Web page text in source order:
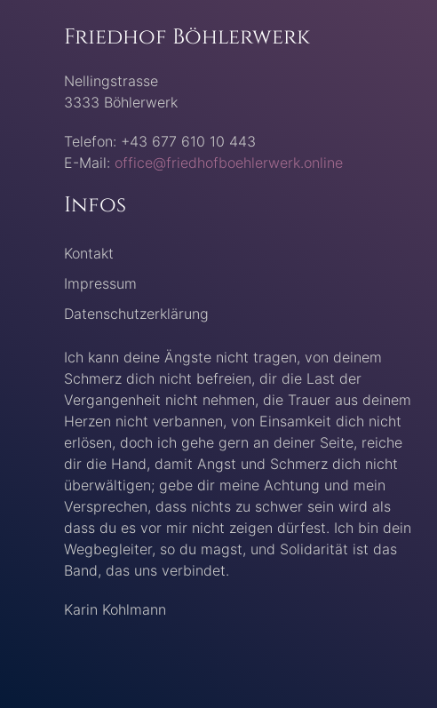
Friedhof Böhlerwerk
Nellingstrasse
3333 Böhlerwerk
Telefon: +43 677 610 10 443
E-Mail: office@friedhofboehlerwerk.online
Infos
Kontakt
Impressum
Datenschutzerklärung
Ich kann deine Ängste nicht tragen, von deinem
Schmerz dich nicht befreien, dir die Last der
Vergangenheit nicht nehmen, die Trauer aus deinem
Herzen nicht verbannen, von Einsamkeit dich nicht
erlösen, doch ich gehe gern an deiner Seite, reiche
dir die Hand, damit Angst und Schmerz dich nicht
überwältigen; gebe dir meine Achtung und mein
Versprechen, dass nichts zu schwer sein wird als
dass du es vor mir nicht zeigen dürfest. Ich bin dein
Wegbegleiter, so du magst, und Solidarität ist das
Band, das uns verbindet.
Karin Kohlmann